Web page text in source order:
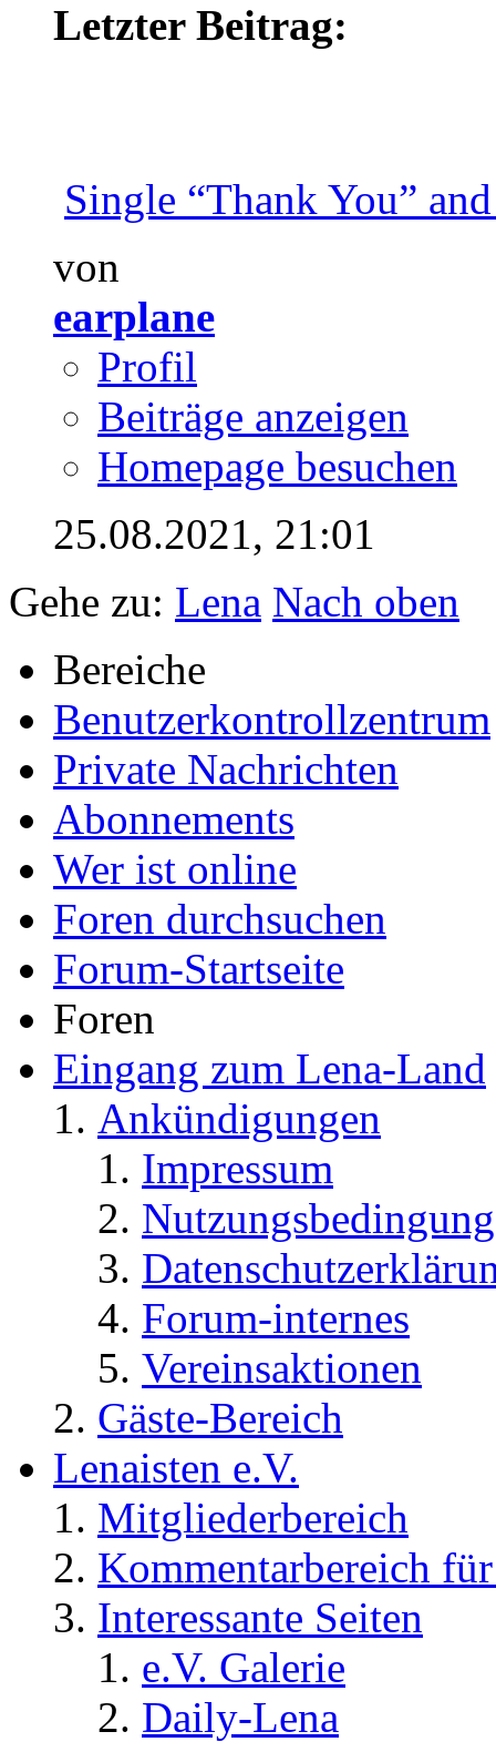
Letzter Beitrag:
Single “Thank You”
von
earplane
Profil
Beiträge anzeigen
Homepage besuchen
25.08.2021, 21:01
Gehe zu: Lena Nach oben
Bereiche
Benutzerkontrollzentrum
Private Nachrichten
Abonnements
Wer ist online
Foren durchsuchen
Forum-Startseite
Foren
Eingang zum Lena-Land
Ankündigungen
Impressum
Forum-internes
Vereinsaktionen
Gäste-Bereich
Lenaisten e.V.
Mitgliederbereich
Kommentarbereich
Interessante Seiten
e.V. Galerie
Daily-Lena